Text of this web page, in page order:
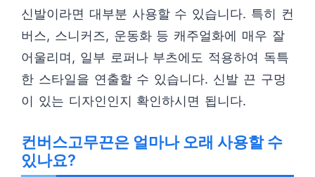
신발이라면 대부분 사용할 수 있습니다. 특히 컨
버스, 스니커즈, 운동화 등 캐주얼화에 매우 잘
어울리며, 일부 로퍼나 부츠에도 적용하여 독특
한 스타일을 연출할 수 있습니다. 신발 끈 구멍
이 있는 디자인인지 확인하시면 됩니다.
컨버스고무끈은 얼마나 오래 사용할 수
있나요?